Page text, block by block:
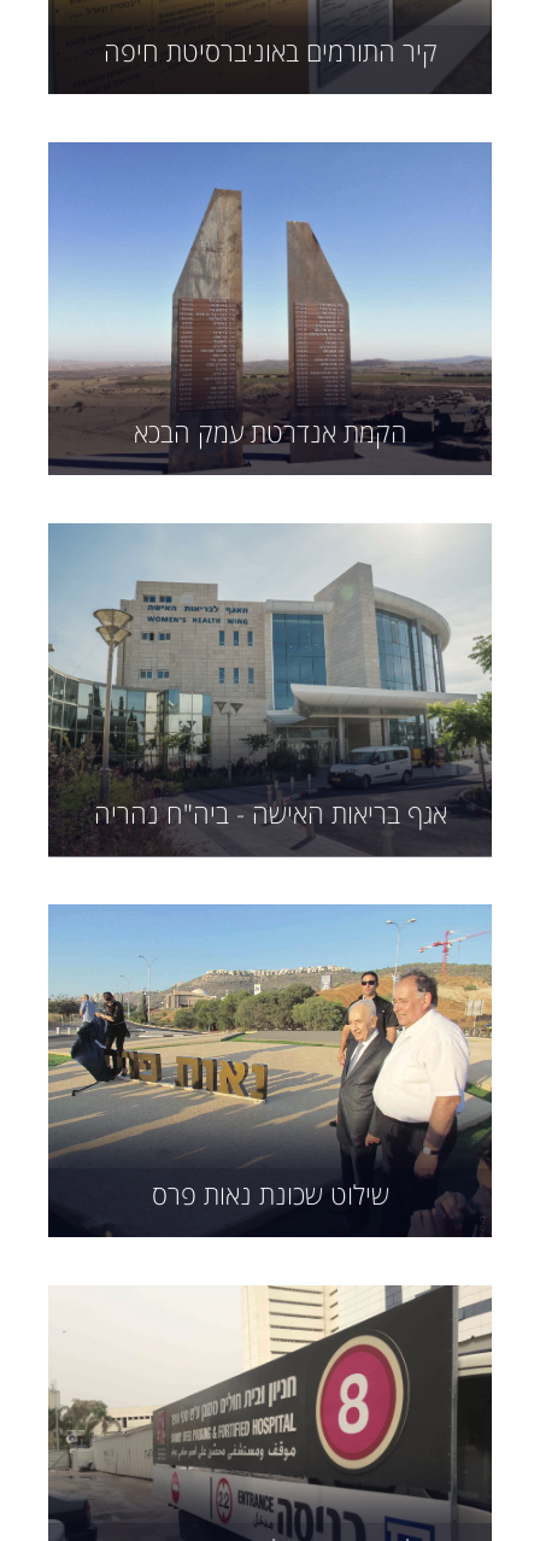
קיר התורמים באוניברסיטת חיפה
הקמת אנדרטת עמק הבכא
אגף בריאות האישה - ביה"ח נהריה
שילוט שכונת נאות פרס